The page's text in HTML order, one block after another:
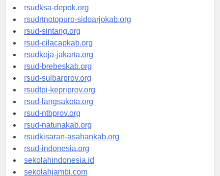
rsuddrloekmonohadi-kuduskab.org
rsudksa-depok.org
rsudrtnotopuro-sidoarjokab.org
rsud-sintang.org
rsud-cilacapkab.org
rsudkoja-jakarta.org
rsud-brebeskab.org
rsud-sulbarprov.org
rsudtpi-kepriprov.org
rsud-langsakota.org
rsud-ntbprov.org
rsud-natunakab.org
rsudkisaran-asahankab.org
rsud-indonesia.org
sekolahindonesia.id